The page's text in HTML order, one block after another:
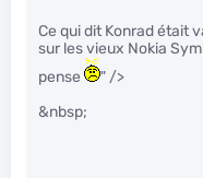
Ce qui dit Konrad était
sur les vieux Nokia
pense
" />
&nbsp;